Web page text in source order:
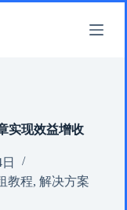
实现效益增收
教程,解决方案